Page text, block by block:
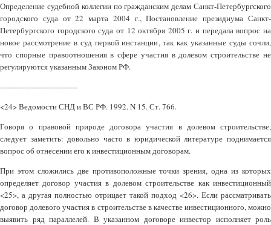
Определение судебной коллегии по гражданским делам Санкт-Петербургского
городского суда от 22 марта 2004 г., Постановление президиума Санкт-
Петербургского городского суда от 12 октября 2005 г. и передала вопрос на
новое рассмотрение в суд первой инстанции, так как указанные суды сочли,
что спорные правоотношения в сфере участия в долевом строительстве не
регулируются указанным Законом РФ.
--------------------------------
<24> Ведомости СНД и ВС РФ. 1992. N 15. Ст. 766.
Говоря о правовой природе договора участия в долевом строительстве,
следует заметить: довольно часто в юридической литературе поднимается
вопрос об отнесении его к инвестиционным договорам.
При этом сложились две противоположные точки зрения, одна из которых
определяет договор участия в долевом строительстве как инвестиционный
<25>, а другая полностью отрицает такой подход <26>. Если рассматривать
договор долевого участия в строительстве в качестве инвестиционного, можно
выявить ряд параллелей. В указанном договоре инвестор исполняет роль